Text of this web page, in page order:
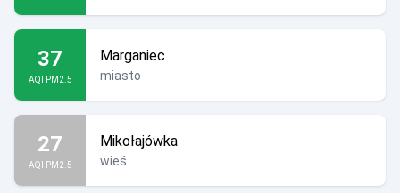
37
AQI PM2.5
Marganiec
miasto
27
AQI PM2.5
Mikołajówka
wieś